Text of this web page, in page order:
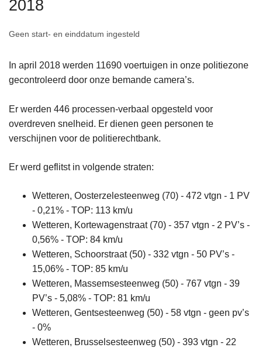
2018
Geen start- en einddatum ingesteld
In april 2018 werden 11690 voertuigen in onze politiezone
gecontroleerd door onze bemande camera’s.
Er werden 446 processen-verbaal opgesteld voor
overdreven snelheid. Er dienen geen personen te
verschijnen voor de politierechtbank.
Er werd geflitst in volgende straten:
Wetteren, Oosterzelesteenweg (70) - 472 vtgn - 1 PV
- 0,21% - TOP: 113 km/u
Wetteren, Kortewagenstraat (70) - 357 vtgn - 2 PV’s -
0,56% - TOP: 84 km/u
Wetteren, Schoorstraat (50) - 332 vtgn - 50 PV’s -
15,06% - TOP: 85 km/u
Wetteren, Massemsesteenweg (50) - 767 vtgn - 39
PV’s - 5,08% - TOP: 81 km/u
Wetteren, Gentsesteenweg (50) - 58 vtgn - geen pv’s
- 0%
Wetteren, Brusselsesteenweg (50) - 393 vtgn - 22